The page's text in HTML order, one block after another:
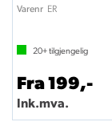
Varenr ER
20+tilgjengelig
Fra 199,-
Ink.mva.